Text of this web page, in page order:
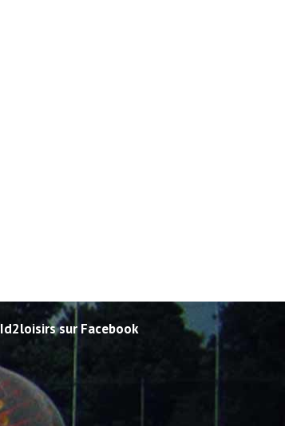
Id2loisirs sur Facebook